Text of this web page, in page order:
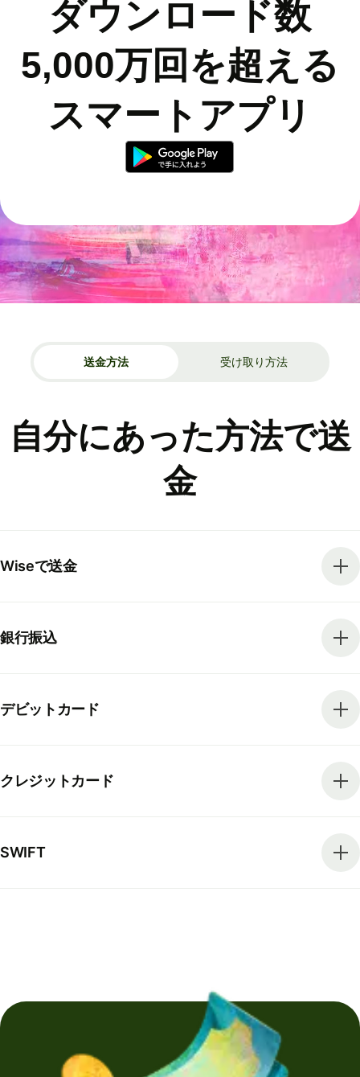
ダウンロード数
5,000万回を超える
スマートアプリ
送金方法 受け取り方法
自分にあった方法で送
金
Wiseで送金
銀行振込
デビットカード
クレジットカード
SWIFT